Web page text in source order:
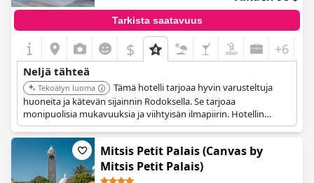
Tarkista saatavuus
$ +6
Neljä tähteä
Tekoälyn luoma
Tämä hotelli tarjoaa hyvin varusteltuja
huoneita ja kätevän sijainnin Rodoksella. Se tarjoaa
monipuolisia mukavuuksia ja viihtyisän ilmapiirin. Hotellin
luotettava palvelu ja keskeinen sijainti tekevät siitä sopivan
valinnan niin liike- kuin vapaa-ajan matkailijoille.
Mitsis Petit Palais (Canvas by
Mitsis Petit Palais)